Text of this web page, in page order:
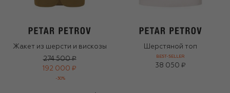
Жакет из шерсти и вискозы
274 500 ₽
192 000 ₽
-30%
Шерстяной топ
BEST-SELLER
38 050 ₽